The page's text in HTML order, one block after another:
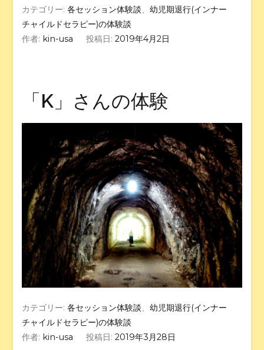
カテゴリー:各セッション体験談、幼児期退行(インナー
チャイルドセラピー)の体験談
作者: kin-usa 投稿日: 2019年4月2日
「K」さんの体験
カテゴリー:各セッション体験談、幼児期退行(インナー
チャイルドセラピー)の体験談
作者: kin-usa 投稿日: 2019年3月28日